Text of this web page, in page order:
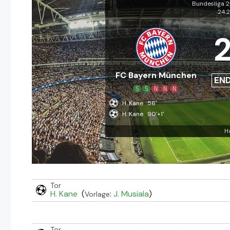
Bundesliga
FC Bayern München
S S N N N
H. Kane 56'
H. Kane 90'+1'
Tor
H. Kane (Vorlage: J. Musiala)